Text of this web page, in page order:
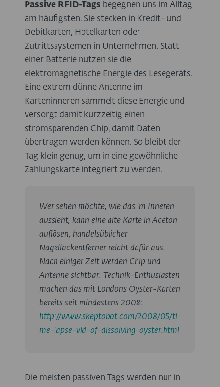
Passive RFID-Tags begegnen uns im Alltag
am häufigsten. Sie stecken in Kredit- und
Debitkarten, Hotelkarten oder
Zutrittssystemen in Unternehmen. Statt
einer Batterie nutzen sie die
elektromagnetische Energie des Lesegeräts.
Eine extrem dünne Antenne im
Karteninneren sammelt diese Energie und
versorgt damit kurzzeitig einen
stromsparenden Chip, damit Daten
übertragen werden können. So bleibt der
Tag klein genug, um in eine gewöhnliche
Zahlungskarte integriert zu werden.
Wer sehen möchte, wie das im Inneren
aussieht, kann eine alte Karte in Aceton
auflösen, handelsüblicher
Nagellackentferner reicht dafür aus.
Nach einiger Zeit werden Chip und
Antenne sichtbar. Technik-Enthusiasten
machen das mit Londons Oyster-Karten
bereits seit mindestens 2008:
http://www.skeptobot.com/2008/05/ti
me-lapse-vid-of-dissolving-oyster.html
Die meisten passiven Tags werden nur in